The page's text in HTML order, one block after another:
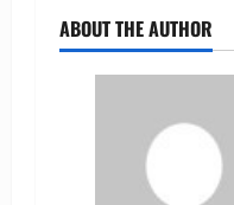
ABOUT THE AUTHOR